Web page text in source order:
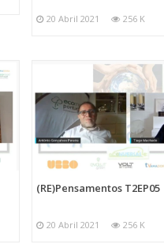
20 Abril 2021 256 K
(RE)Pensamentos T2EP05
20 Abril 2021 256 K